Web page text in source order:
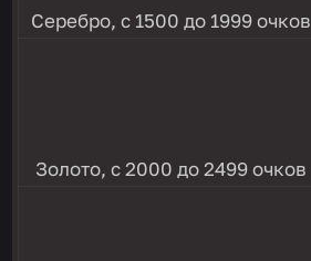
Серебро, с 1500 до 1999 очков
Золото, с 2000 до 2499 очков